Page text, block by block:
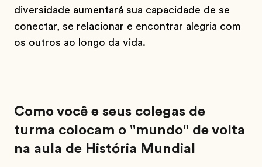
diversidade aumentará sua capacidade de se
conectar, se relacionar e encontrar alegria com
os outros ao longo da vida.
Como você e seus colegas de
turma colocam o "mundo" de volta
na aula de História Mundial